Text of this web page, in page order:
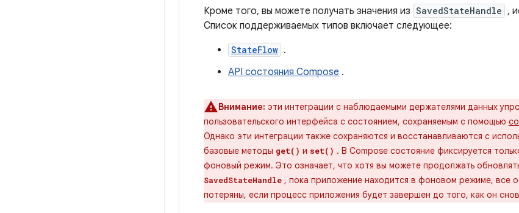
Кроме того, вы можете получать значения из SavedStateHandle ,
Список поддерживаемых типов включает следующее:
StateFlow .
API состояния Compose .
Внимание: эти интеграции с наблюдаемыми держателями данных
пользовательского интерфейса с состоянием, сохраняемым с помощью
Однако эти интеграции также сохраняются и восстанавливаются с
базовые методы get() и set() . В Compose состояние фиксируется
фоновый режим. Это означает, что хотя вы можете продолжать
SavedStateHandle , пока приложение находится в фоновом режиме, все
потеряны, если процесс приложения будет завершен до того, как он